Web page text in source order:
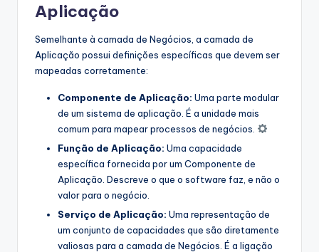
Aplicação
Semelhante à camada de Negócios, a camada de
Aplicação possui definições específicas que devem ser
mapeadas corretamente:
Componente de Aplicação: Uma parte modular
de um sistema de aplicação. É a unidade mais
comum para mapear processos de negócios.
Função de Aplicação: Uma capacidade
específica fornecida por um Componente de
Aplicação. Descreve o que o software faz, e não o
valor para o negócio.
Serviço de Aplicação: Uma representação de
um conjunto de capacidades que são diretamente
valiosas para a camada de Negócios. É a ligação